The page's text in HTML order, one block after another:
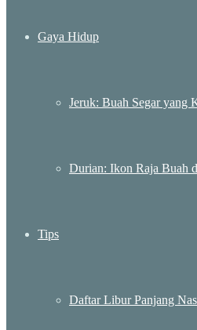
Gaya Hidup
Jeruk: Buah Segar yang
Durian: Ikon Raja Buah
Tips
Daftar Libur Panjang